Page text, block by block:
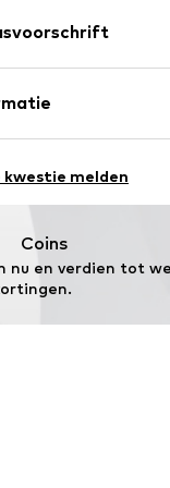
18%
hc/en-gb
kwestie melden
Coins
nu en verdien tot